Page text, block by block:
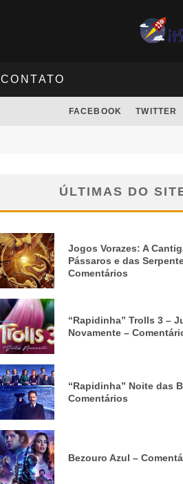
CONTATO
FACEBOOK TWITTER
ÚLTIMAS DO
Jogos Vorazes: A
Pássaros e das
Comentários
“Rapidinha” Trolls 3 –
Novamente –
“Rapidinha” Noite das
Comentários
Bezouro Azul –